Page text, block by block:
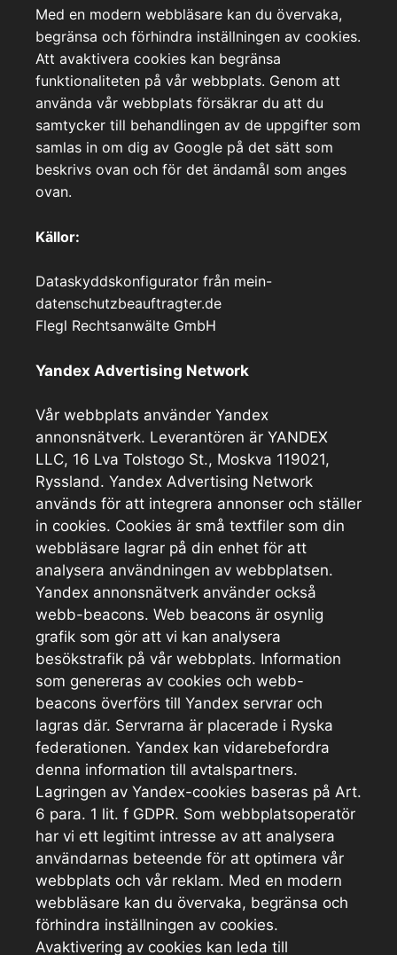
Med en modern webbläsare kan du övervaka,
begränsa och förhindra inställningen av cookies.
Att avaktivera cookies kan begränsa
funktionaliteten på vår webbplats. Genom att
använda vår webbplats försäkrar du att du
samtycker till behandlingen av de uppgifter som
samlas in om dig av Google på det sätt som
beskrivs ovan och för det ändamål som anges
ovan.
Källor:
Dataskyddskonfigurator från mein-
datenschutzbeauftragter.de
Flegl Rechtsanwälte GmbH
Yandex Advertising Network
Vår webbplats använder Yandex
annonsnätverk. Leverantören är YANDEX
LLC, 16 Lva Tolstogo St., Moskva 119021,
Ryssland. Yandex Advertising Network
används för att integrera annonser och ställer
in cookies. Cookies är små textfiler som din
webbläsare lagrar på din enhet för att
analysera användningen av webbplatsen.
Yandex annonsnätverk använder också
webb-beacons. Web beacons är osynlig
grafik som gör att vi kan analysera
besökstrafik på vår webbplats. Information
som genereras av cookies och webb-
beacons överförs till Yandex servrar och
lagras där. Servrarna är placerade i Ryska
federationen. Yandex kan vidarebefordra
denna information till avtalspartners.
Lagringen av Yandex-cookies baseras på Art.
6 para. 1 lit. f GDPR. Som webbplatsoperatör
har vi ett legitimt intresse av att analysera
användarnas beteende för att optimera vår
webbplats och vår reklam. Med en modern
webbläsare kan du övervaka, begränsa och
förhindra inställningen av cookies.
Avaktivering av cookies kan leda till